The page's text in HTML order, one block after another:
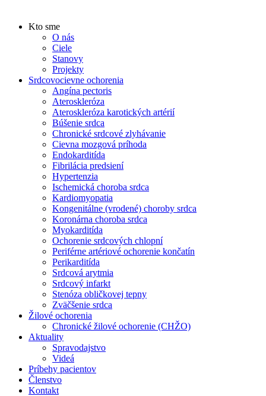
Kto sme
O nás
Ciele
Stanovy
Projekty
Srdcovocievne ochorenia
Angína pectoris
Ateroskleróza
Ateroskleróza karotických artérií
Búšenie srdca
Chronické srdcové zlyhávanie
Cievna mozgová príhoda
Endokarditída
Fibrilácia predsiení
Hypertenzia
Ischemická choroba srdca
Kardiomyopatia
Kongenitálne (vrodené) choroby srdca
Koronárna choroba srdca
Myokarditída
Ochorenie srdcových chlopní
Periférne artériové ochorenie končatín
Perikarditída
Srdcová arytmia
Srdcový infarkt
Stenóza obličkovej tepny
Zväčšenie srdca
Žilové ochorenia
Chronické žilové ochorenie (CHŽO)
Aktuality
Spravodajstvo
Videá
Príbehy pacientov
Členstvo
Kontakt